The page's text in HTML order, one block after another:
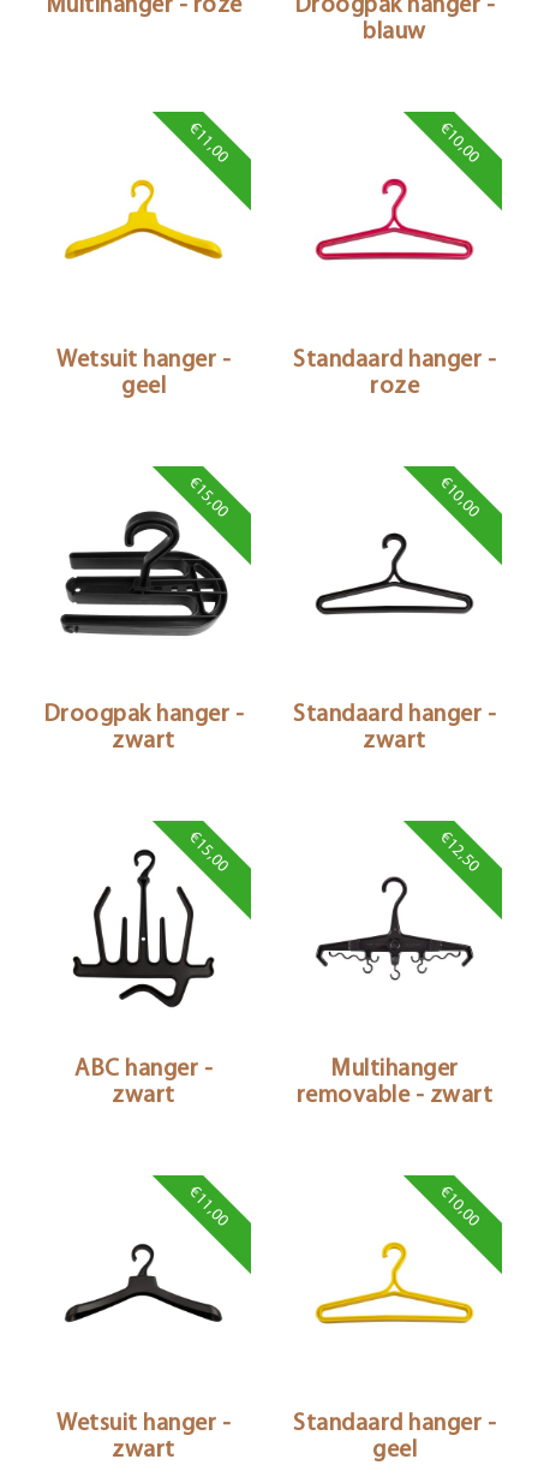
blauw
€11,00
Wetsuit hanger -
geel
€10,00
Standaard hanger -
roze
€15,00
Droogpak hanger -
zwart
€10,00
Standaard hanger -
zwart
€15,00
ABC hanger -
zwart
€12,50
Multihanger
removable - zwart
€11,00
Wetsuit hanger -
zwart
€10,00
Standaard hanger -
geel